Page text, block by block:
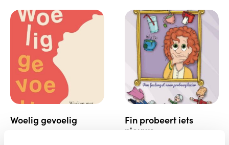
woelig gevoelig
fin probeert iets
nieuws